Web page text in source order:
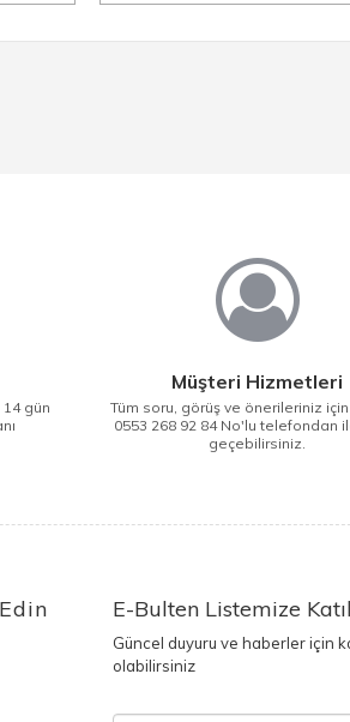
gün
Müşteri Hizmetleri
Tüm soru, görüş ve önerileriniz
0553 268 92 84 No'lu telefondan
geçebilirsiniz.
E-Bulten Listemize
Güncel duyuru ve haberler için
olabilirsiniz